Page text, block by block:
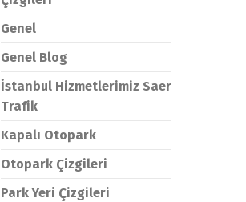
Genel
Genel Blog
İstanbul Hizmetlerimiz Saer
Trafik
Kapalı Otopark
Otopark Çizgileri
Park Yeri Çizgileri